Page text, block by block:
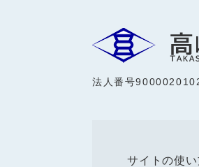
法人番号
サイトの使